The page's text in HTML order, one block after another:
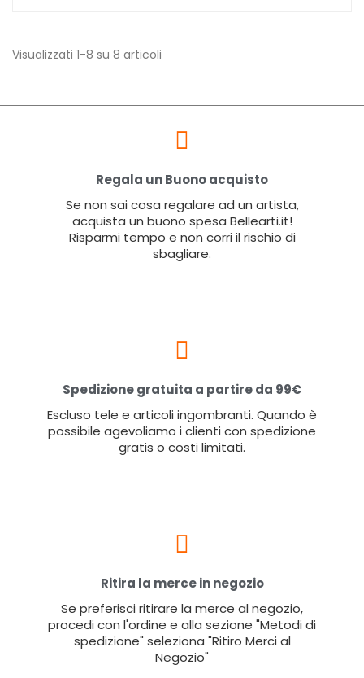
Visualizzati 1-8 su 8 articoli
Regala un Buono acquisto
Se non sai cosa regalare ad un artista,
acquista un buono spesa Bellearti.it!
Risparmi tempo e non corri il rischio di
sbagliare.
Spedizione gratuita a partire da 99€
Escluso tele e articoli ingombranti. Quando è
possibile agevoliamo i clienti con spedizione
gratis o costi limitati.
Ritira la merce in negozio
Se preferisci ritirare la merce al negozio,
procedi con l'ordine e alla sezione "Metodi di
spedizione" seleziona "Ritiro Merci al
Negozio"